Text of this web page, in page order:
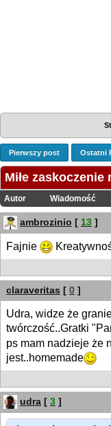
Pierwszy post Ostatni
Miłe zaskoczenie
Autor Wiadomość
ambrozinio [ 13 ]
Fajnie
claraveritas [ 0 ]
Udra, widze że
twórczość..Gratki
ps mam nadzieje że
jest..homemade
udra [ 3 ]